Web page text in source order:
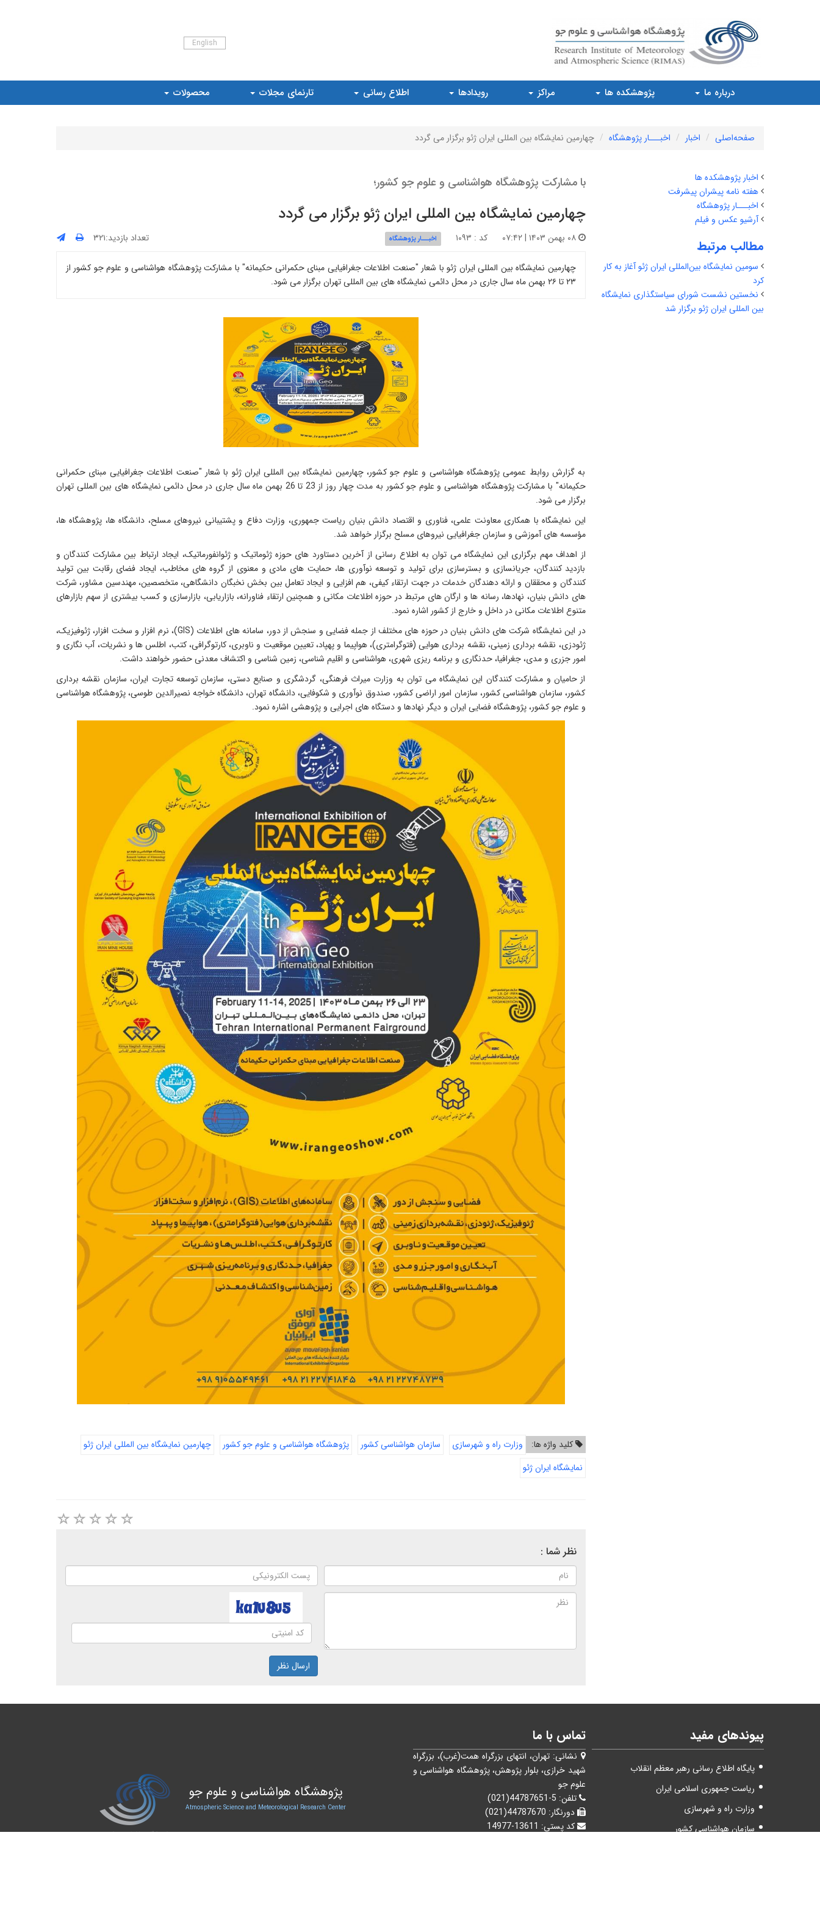
English
درباره ما پژوهشکده ها مراکز رویدادها اطلاع رسانی تارنمای مجلات محصولات
صفحه‌اصلی اخبار اخبـــار پژوهشگاه چهارمین نمایشگاه بین المللی ایران ژئو برگزار می گردد
با مشارکت پژوهشگاه هواشناسی و علوم جو کشور؛
چهارمین نمایشگاه بین المللی ایران ژئو برگزار می گردد
۰۸ بهمن ۱۴۰۳ | ۰۷:۴۲ کد : ۱۰۹۳ اخبـــار پژوهشگاه تعداد بازدید:۳۲۱
چهارمین نمایشگاه بین المللی ایران ژئو با شعار "صنعت اطلاعات جغرافیایی مبنای حکمرانی حکیمانه" با مشارکت پژوهشگاه هواشناسی و علوم جو کشور از
۲۳ تا ۲۶ بهمن ماه سال جاری در محل دائمی نمایشگاه های بین المللی تهران برگزار می شود.
به گزارش روابط عمومی پژوهشگاه هواشناسی و علوم جو کشور، چهارمین نمایشگاه بین المللی ایران ژئو با شعار "صنعت اطلاعات جغرافیایی مبنای حکمرانی
حکیمانه" با مشارکت پژوهشگاه هواشناسی و علوم جو کشور به مدت چهار روز از 23 تا 26 بهمن ماه سال جاری در محل دائمی نمایشگاه های بین المللی تهران
برگزار می شود.
این نمایشگاه با همکاری معاونت علمی، فناوری و اقتصاد دانش بنیان ریاست جمهوری، وزارت دفاع و پشتیبانی نیروهای مسلح، دانشگاه‌ ها، پژوهشگاه ها،
مؤسسه‌ های آموزشی و سازمان جغرافیایی نیروهای مسلح برگزار خواهد شد.
از اهداف مهم برگزاری این نمایشگاه می توان به اطلاع رسانی از آخرین دستاورد های حوزه ژئوماتیک و ژئوانفورماتیک، ایجاد ارتباط بین مشارکت کنندگان و
بازدید کنندگان، جریانسازی و بسترسازی برای تولید و توسعه نوآوری ‌ها، حمایت های مادی و معنوی از گروه های مخاطب، ایجاد فضای رقابت بین تولید
کنندگان و محققان و ارائه دهندگان خدمات در جهت ارتقاء کیفی، هم ‌افزایی و ایجاد تعامل بین بخش نخبگان دانشگاهی، متخصصین، مهندسین مشاور، شرکت
‌های دانش بنیان، نهادها، رسانه‌ ها و ارگان‌ های مرتبط در حوزه اطلاعات مکانی و همچنین ارتقاء فناورانه، بازاریابی، بازارسازی و کسب بیشتری از سهم بازارهای
متنوع اطلاعات مکانی در داخل و خارج از کشور اشاره نمود.
در این نمایشگاه شرکت ‌های دانش‌ بنیان در حوزه ‌های مختلف از جمله فضایی و سنجش از دور، سامانه های اطلاعات (GIS)، نرم افزار و سخت افزار، ژئوفیزیک،
ژئودزی، نقشه برداری زمینی، نقشه برداری هوایی (فتوگرامتری)، هواپیما و پهپاد، تعیین موقعیت و ناوبری، کارتوگرافی، کتب، اطلس ها و نشریات، آب نگاری و
امور جزری و مدی، جغرافیا، حدنگاری و برنامه ریزی شهری، هواشناسی و اقلیم شناسی، زمین شناسی و اکتشاف معدنیحضور خواهند داشت.
از حامیان و مشارکت کنندگان این نمایشگاه می توان به وزارت میراث فرهنگی، گردشگری و صنایع دستی، سازمان توسعه تجارت ایران، سازمان نقشه برداری
کشور، سازمان هواشناسی کشور، سازمان امور اراضی کشور، صندوق نوآوری و شکوفایی، دانشگاه تهران، دانشگاه خواجه نصیرالدین طوسی، پژوهشگاه هواشناسی
و علوم جو کشور، پژوهشگاه فضایی ایران و دیگر نهادها و دستگاه های اجرایی و پژوهشی اشاره نمود.
کلید واژه ها: وزارت راه و شهرسازی سازمان هواشناسی کشور پژوهشگاه هواشناسی و علوم جو کشور
چهارمین نمایشگاه بین المللی ایران ژئو
نمایشگاه ایران ژئو
نظر شما :
ارسال نظر
اخبار پژوهشکده ها
هفته نامه پیشران پیشرفت
اخبـــار پژوهشگاه
آرشیو عکس و فیلم
مطالب مرتبط
سومین نمایشگاه بین‌المللی ایران ژئو آغاز به کار
کرد
نخستین نشست شورای سیاستگذاری نمایشگاه
بین المللی ایران ژئو برگزار شد
پیوندهای مفید
پایگاه اطلاع رسانی رهبر معظم انقلاب
ریاست جمهوری اسلامی ایران
وزارت راه و شهرسازی
سازمان هواشناسی کشور
تماس با ما
نشانی: تهران، انتهای بزرگراه همت(غرب)، بزرگراه
شهيد خرازی، بلوار پژوهش، پژوهشگاه هواشناسی و
علوم جو
تلفن: 5-44787651(021)
دورنگار: 44787670(021)
کد پستی: 13611-14977
پژوهشگاه هواشناسی و علوم جو
Atmospheric Science and Meteorological Research Center